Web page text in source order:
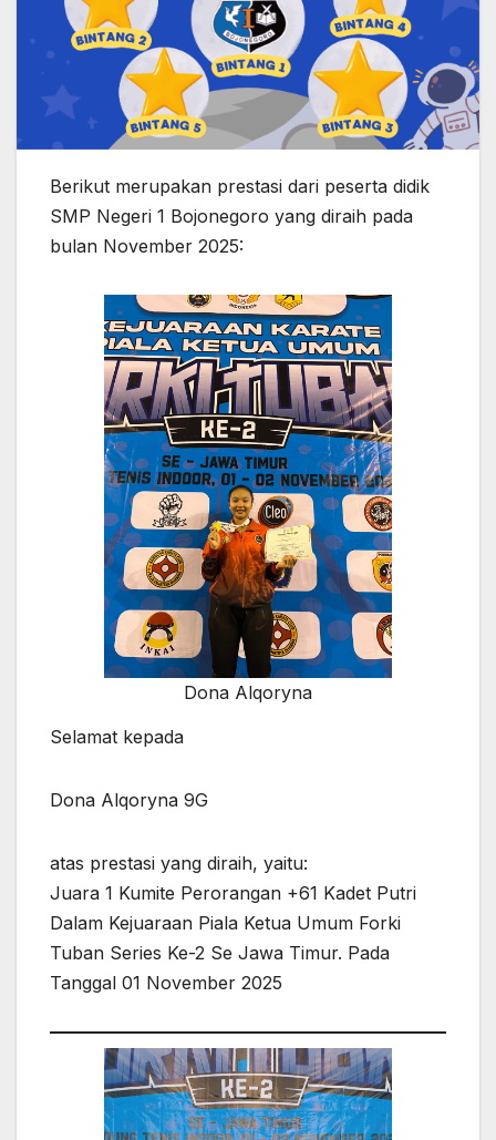
Berikut merupakan prestasi dari peserta didik
SMP Negeri 1 Bojonegoro yang diraih pada
bulan November 2025:
Dona Alqoryna
Selamat kepada
Dona Alqoryna 9G
atas prestasi yang diraih, yaitu:
Juara 1 Kumite Perorangan +61 Kadet Putri
Dalam Kejuaraan Piala Ketua Umum Forki
Tuban Series Ke-2 Se Jawa Timur. Pada
Tanggal 01 November 2025